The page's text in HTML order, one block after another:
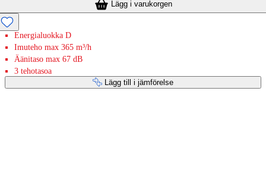
Lägg i varukorgen
Energialuokka D
Imuteho max 365 m³/h
Äänitaso max 67 dB
3 tehotasoa
Lägg till i jämförelse